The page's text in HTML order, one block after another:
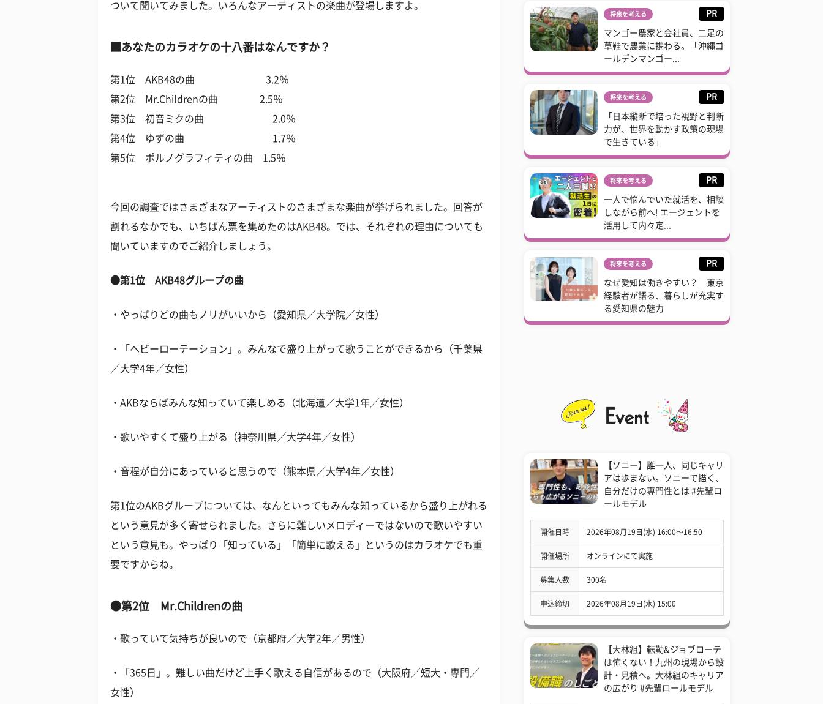
ついて聞いてみました。いろんなアーティストの楽曲が登場しますよ。
■あなたのカラオケの十八番はなんですか？
第1位 AKB48の曲 3.2％
第2位 Mr.Childrenの曲 2.5％
第3位 初音ミクの曲 2.0％
第4位 ゆずの曲 1.7％
第5位 ポルノグラフィティの曲 1.5％
今回の調査ではさまざまなアーティストのさまざまな楽曲が挙げられました。回答が
割れるなかでも、いちばん票を集めたのはAKB48。では、それぞれの理由についても
聞いていますのでご紹介しましょう。
●第1位 AKB48グループの曲
・やっぱりどの曲もノリがいいから（愛知県／大学院／女性）
・「ヘビーローテーション」。みんなで盛り上がって歌うことができるから（千葉県
／大学4年／女性）
・AKBならばみんな知っていて楽しめる（北海道／大学1年／女性）
・歌いやすくて盛り上がる（神奈川県／大学4年／女性）
・音程が自分にあっていると思うので（熊本県／大学4年／女性）
第1位のAKBグループについては、なんといってもみんな知っているから盛り上がれる
という意見が多く寄せられました。さらに難しいメロディーではないので歌いやすい
という意見も。やっぱり「知っている」「簡単に歌える」というのはカラオケでも重
要ですからね。
●第2位 Mr.Childrenの曲
・歌っていて気持ちが良いので（京都府／大学2年／男性）
・「365日」。難しい曲だけど上手く歌える自信があるので（大阪府／短大・専門／
女性）
将来を考える PR
マンゴー農家と会社員、二足の
草鞋で農業に携わる。「沖縄ゴ
ールデンマンゴー...
将来を考える PR
「日本縦断で培った視野と判断
力が、世界を動かす政策の現場
で生きている」
将来を考える PR
一人で悩んでいた就活を、相談
しながら前へ! エージェントを
活用して内々定...
将来を考える PR
なぜ愛知は働きやすい？ 東京
経験者が語る、暮らしが充実す
る愛知県の魅力
【ソニー】誰一人、同じキャリ
アは歩まない。ソニーで描く、
自分だけの専門性とは #先輩ロ
ールモデル
開催日時 2026年08月19日(水) 16:00〜16:50
開催場所 オンラインにて実施
募集人数 300名
申込締切 2026年08月19日(水) 15:00
【大林組】転勤&ジョブローテ
は怖くない！九州の現場から設
計・見積へ。大林組のキャリア
の広がり #先輩ロールモデル